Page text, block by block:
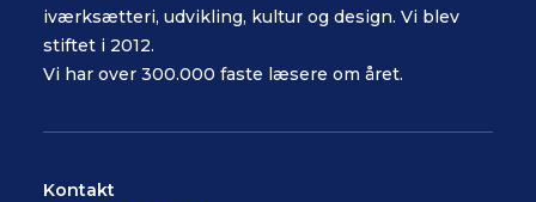
iværksætteri, udvikling, kultur og design. Vi blev
stiftet i 2012.
Vi har over 300.000 faste læsere om året.
Kontakt